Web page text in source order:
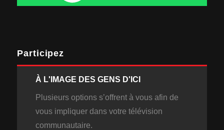
Participez
À L'IMAGE DES GENS D'ICI
Plusieurs options s’offrent à vous afin de
vous impliquer dans votre télévision
communautaire.